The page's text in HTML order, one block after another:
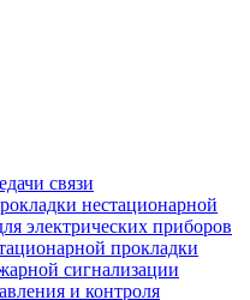
связи
нестационарной
электрических приборов
прокладки
сигнализации
и контроля